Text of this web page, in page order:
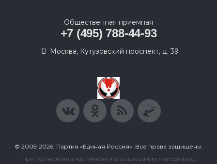
Общественная приемная
+7 (495) 788-44-93
Москва, Кутузовский проспект, д. 39
© 2005-2026, Партия «Единая Россия». Все права защищены.
При полном или частичном использовании материалов